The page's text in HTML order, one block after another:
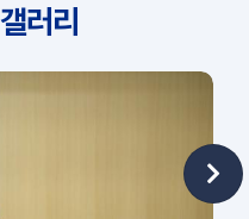
갤러리